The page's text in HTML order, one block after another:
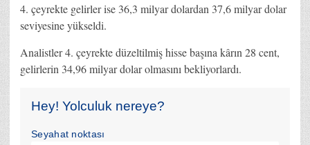
4. çeyrekte gelirler ise 36,3 milyar dolardan 37,6 milyar dolar
seviyesine yükseldi.
Analistler 4. çeyrekte düzeltilmiş hisse başına kârın 28 cent,
gelirlerin 34,96 milyar dolar olmasını bekliyorlardı.
Hey! Yolculuk nereye?
Seyahat noktası